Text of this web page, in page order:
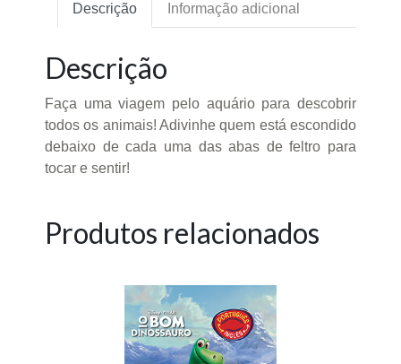
Descrição Informação adicional
Descrição
Faça uma viagem pelo aquário para descobrir
todos os animais! Adivinhe quem está escondido
debaixo de cada uma das abas de feltro para
tocar e sentir!
Produtos relacionados